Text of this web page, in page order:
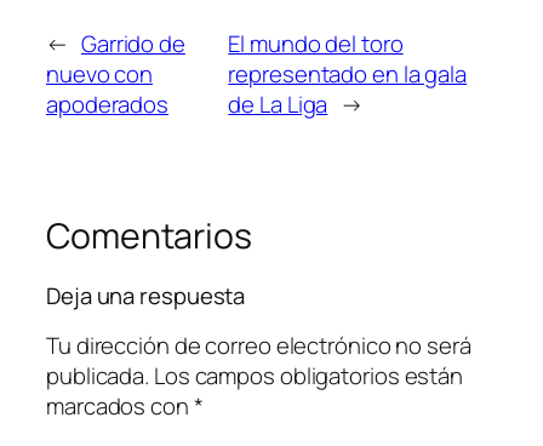
← Garrido de
nuevo con
apoderados
El mundo del toro
representado en la gala
de La Liga →
Comentarios
Deja una respuesta
Tu dirección de correo electrónico no será
publicada. Los campos obligatorios están
marcados con*